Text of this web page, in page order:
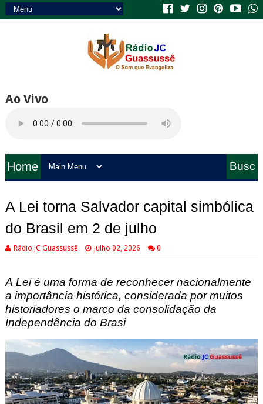
Ao Vivo
Home
Busc
A Lei torna Salvador capital simbólica
do Brasil em 2 de julho
Rádio JC Guassussê julho 02, 2026 0
A Lei é uma forma de reconhecer nacionalmente
a importância histórica, considerada por muitos
historiadores o marco da consolidação da
Independência do Brasi